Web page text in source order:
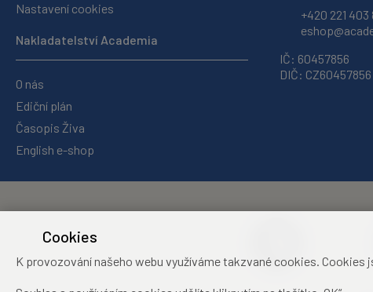
Nastavení cookies
Nakladatelství Academia
O nás
Ediční plán
Časopis Živa
English e-shop
+420 221 403
IČ: 60457856
DIČ: CZ60457856
Cookies
K provozování našeho webu využíváme takzvané cookies.